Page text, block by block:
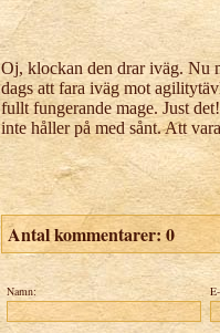
Oj, klockan den drar iväg. Nu
dags att fara iväg mot
fullt fungerande mage. Just
inte håller på med sånt. Att
Antal kommentarer:0
Namn: